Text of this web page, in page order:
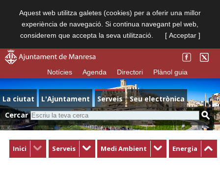
Aquest web utilitza galetes (cookies) per a oferir una millor
experiència de navegació. Si continua navegant pel web,
considerem que accepta la seva utilització.
[ Acceptar ]
Notícies Agenda Directori Plànol guia
La ciutat L'Ajuntament Serveis
Seu electrònica
Cercar
Inici Serveis Medi Ambient Energia